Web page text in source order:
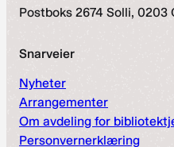
Postboks 2674 Solli, 0203
Snarveier
Nyheter
Arrangementer
Om avdeling for
Personvernerklæring